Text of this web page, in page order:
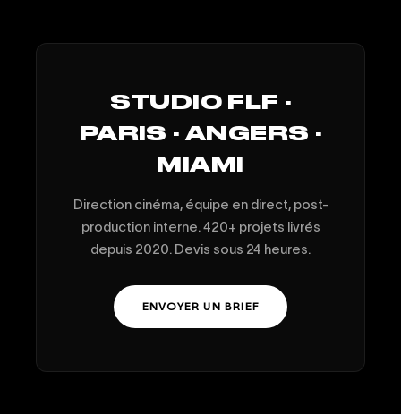
STUDIO FLF ·
PARIS · ANGERS ·
MIAMI
Direction cinéma, équipe en direct, post-
production interne. 420+ projets livrés
depuis 2020. Devis sous 24 heures.
ENVOYER UN BRIEF